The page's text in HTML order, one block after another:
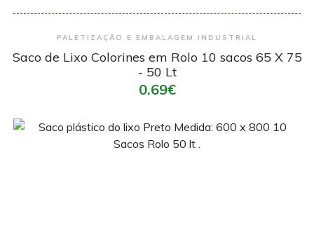
Encomendar
PALETIZAÇÃO E EMBALAGEM INDUSTRIAL
Saco de Lixo Colorines em Rolo 10 sacos 65 X 75
- 50 Lt
0.69€